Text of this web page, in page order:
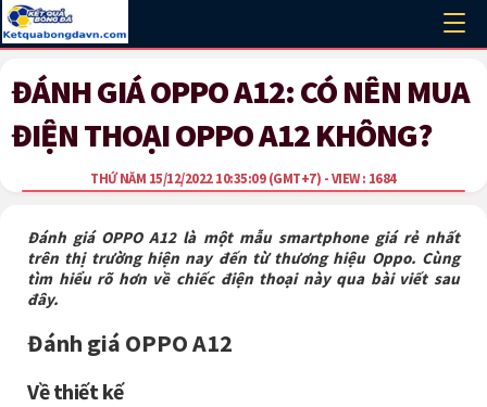
ĐÁNH GIÁ OPPO A12: CÓ NÊN MUA
ĐIỆN THOẠI OPPO A12 KHÔNG?
THỨ NĂM 15/12/2022 10:35:09(GMT+7) - VIEW : 1684
Đánh giá OPPO A12 là một mẫu smartphone giá rẻ nhất
trên thị trường hiện nay đến từ thương hiệu Oppo. Cùng
tìm hiểu rõ hơn về chiếc điện thoại này qua bài viết sau
đây.
Đánh giá OPPO A12
Về thiết kế